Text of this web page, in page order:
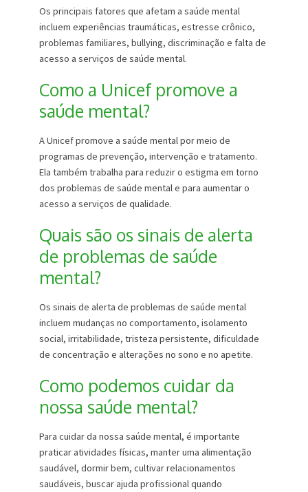
Os principais fatores que afetam a saúde mental
incluem experiências traumáticas, estresse crônico,
problemas familiares, bullying, discriminação e falta de
acesso a serviços de saúde mental.
Como a Unicef promove a
saúde mental?
A Unicef promove a saúde mental por meio de
programas de prevenção, intervenção e tratamento.
Ela também trabalha para reduzir o estigma em torno
dos problemas de saúde mental e para aumentar o
acesso a serviços de qualidade.
Quais são os sinais de alerta
de problemas de saúde
mental?
Os sinais de alerta de problemas de saúde mental
incluem mudanças no comportamento, isolamento
social, irritabilidade, tristeza persistente, dificuldade
de concentração e alterações no sono e no apetite.
Como podemos cuidar da
nossa saúde mental?
Para cuidar da nossa saúde mental, é importante
praticar atividades físicas, manter uma alimentação
saudável, dormir bem, cultivar relacionamentos
saudáveis, buscar ajuda profissional quando